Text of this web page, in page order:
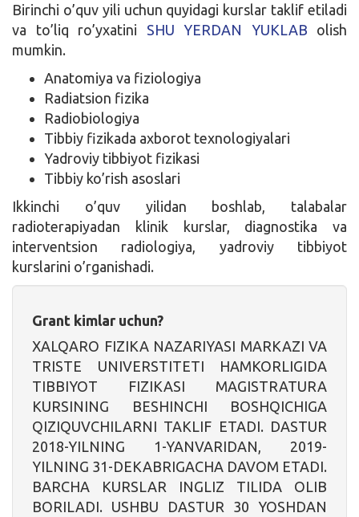
Birinchi o’quv yili uchun quyidagi kurslar taklif etiladi
va to’liq ro’yxatini SHU YERDAN YUKLAB olish
mumkin.
Anatomiya va fiziologiya
Radiatsion fizika
Radiobiologiya
Tibbiy fizikada axborot texnologiyalari
Yadroviy tibbiyot fizikasi
Tibbiy ko’rish asoslari
Ikkinchi o’quv yilidan boshlab, talabalar
radioterapiyadan klinik kurslar, diagnostika va
interventsion radiologiya, yadroviy tibbiyot
kurslarini o’rganishadi.
Grant kimlar uchun?
XALQARO FIZIKA NAZARIYASI MARKAZI VA
TRISTE UNIVERSTITETI HAMKORLIGIDA
TIBBIYOT FIZIKASI MAGISTRATURA
KURSINING BESHINCHI BOSHQICHIGA
QIZIQUVCHILARNI TAKLIF ETADI. DASTUR
2018-YILNING 1-YANVARIDAN, 2019-
YILNING 31-DEKABRIGACHA DAVOM ETADI.
BARCHA KURSLAR INGLIZ TILIDA OLIB
BORILADI. USHBU DASTUR 30 YOSHDAN